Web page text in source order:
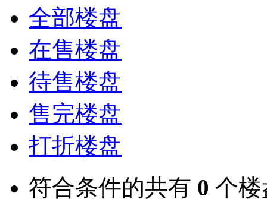
全部楼盘
在售楼盘
待售楼盘
售完楼盘
打折楼盘
符合条件的共有 0 个楼